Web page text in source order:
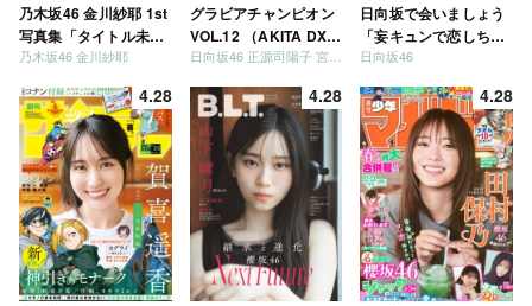
乃木坂46 金川紗耶 1st
写真集「タイトル未
定」
乃木坂46 金川紗耶
グラビアチャンピオン
VOL.12 （AKITA DXシ
リーズ）
日向坂46 正源司陽子 宮地すみれ
日向坂で会いましょう
「妄キュンで恋しちゃ
いましょう」「どっち
う」「ご褒美でロケし
ましょう」「フレンド
リーになりましょう」
「笑って卒業を祝いま
しょう」 [Blu-ray]
日向坂46
4.28 4.28 4.28